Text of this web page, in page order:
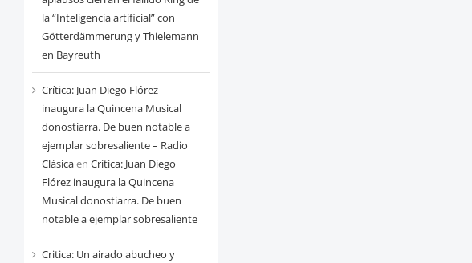
la “Inteligencia artificial” con
Götterdämmerung y Thielemann
en Bayreuth
Crítica: Juan Diego Flórez
inaugura la Quincena Musical
donostiarra. De buen notable a
ejemplar sobresaliente – Radio
Clásicaen Crítica: Juan Diego
Flórez inaugura la Quincena
Musical donostiarra. De buen
notable a ejemplar sobresaliente
Critica: Un airado abucheo y